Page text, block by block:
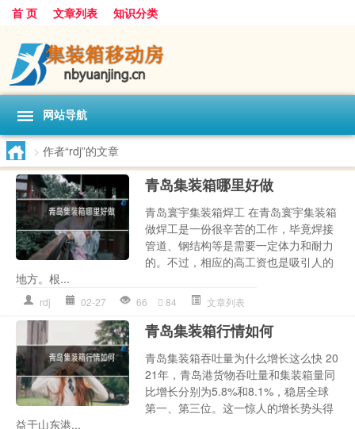
首 页 文章列表 知识分类
网站导航
> 作者“rdj”的文章
青岛集装箱哪里好做
青岛寰宇集装箱焊工 在青岛寰宇集装箱
做焊工是一份很辛苦的工作，毕竟焊接
管道、钢结构等是需要一定体力和耐力
的。不过，相应的高工资也是吸引人的
地方。根...
rdj 02-27 66 84 文章列表
青岛集装箱行情如何
青岛集装箱吞吐量为什么增长这么快 20
21年，青岛港货物吞吐量和集装箱量同
比增长分别为5.8%和8.1%，稳居全球
第一、第三位。这一惊人的增长势头得
益于山东港...